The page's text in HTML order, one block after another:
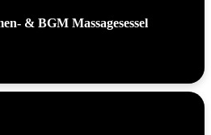
& BGM Massagesessel